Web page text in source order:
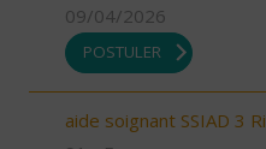
09/04/2026
POSTULER
aide soignant SSIAD 3